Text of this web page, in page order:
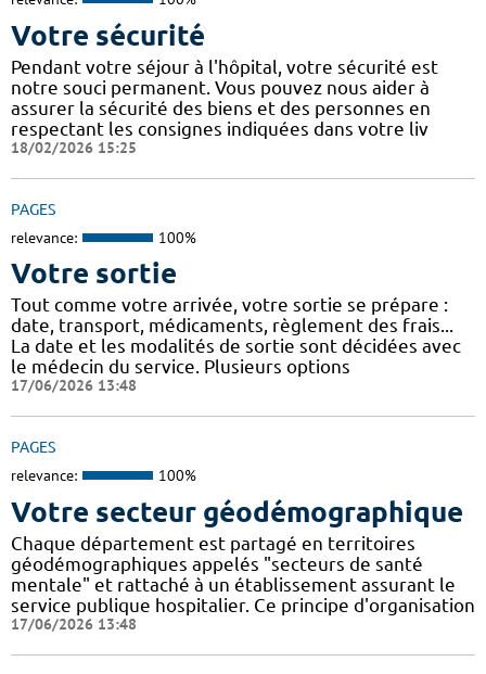
Votre sécurité
Pendant votre séjour à l'hôpital, votre sécurité est
notre souci permanent. Vous pouvez nous aider à
assurer la sécurité des biens et des personnes en
respectant les consignes indiquées dans votre liv
18/02/2026 15:25
PAGES
relevance: 100%
Votre sortie
Tout comme votre arrivée, votre sortie se prépare :
date, transport, médicaments, règlement des frais...
La date et les modalités de sortie sont décidées avec
le médecin du service. Plusieurs options
17/06/2026 13:48
PAGES
relevance: 100%
Votre secteur géodémographique
Chaque département est partagé en territoires
géodémographiques appelés "secteurs de santé
mentale" et rattaché à un établissement assurant le
service publique hospitalier. Ce principe d'organisation
17/06/2026 13:48